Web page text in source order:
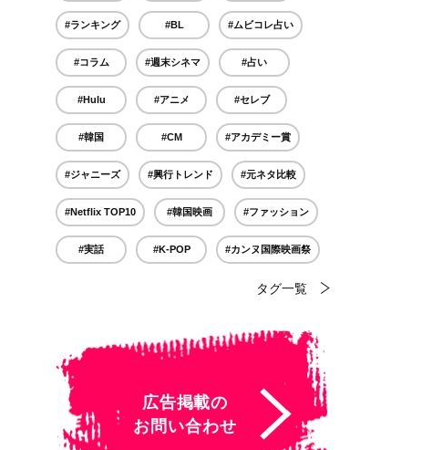
#ランキング #BL #ムビコレ占い
#コラム #週末シネマ #占い
#Hulu #アニメ #セレブ
#韓国 #CM #アカデミー賞
#ジャニーズ #興行トレンド #元ネタ比較
#Netflix TOP10 #韓国映画 #ファッション
#実話 #K-POP #カンヌ国際映画祭
タグ一覧
広告掲載の
お問い合わせ